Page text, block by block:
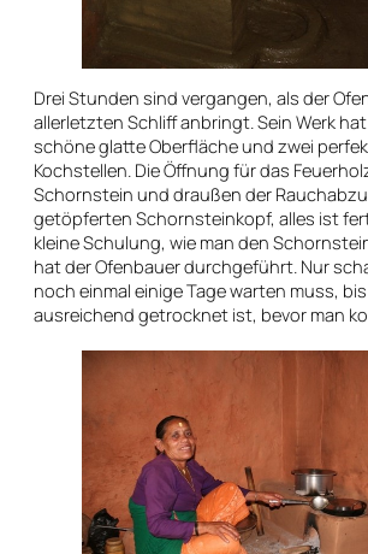
Drei Stunden sind vergangen, als der
allerletzten Schliff anbringt. Sein Werk
schöne glatte Oberfläche und zwei
Kochstellen. Die Öffnung für das
Schornstein und draußen der
getöpferten Schornsteinkopf, alles ist
kleine Schulung, wie man den
hat der Ofenbauer durchgeführt. Nur
noch einmal einige Tage warten muss,
ausreichend getrocknet ist, bevor man